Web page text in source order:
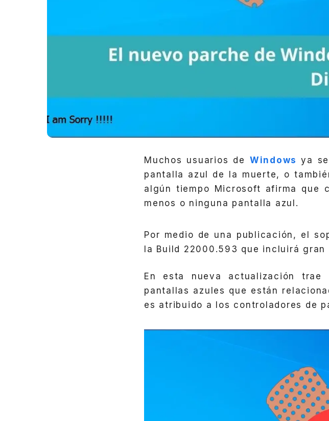
Muchos usuarios de Windows ya
pantalla azul de la muerte, o
algún tiempo Microsoft afirma que
menos o ninguna pantalla azul.
Por medio de una publicación, el
la Build 22000.593 que incluirá
En esta nueva actualización
pantallas azules que están
es atribuido a los controladores de